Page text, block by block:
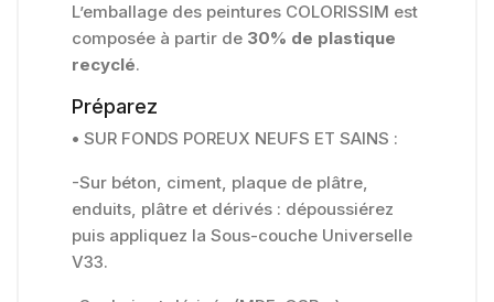
L’emballage des peintures COLORISSIM est
composée à partir de 30% de plastique
recyclé.
Préparez
• SUR FONDS POREUX NEUFS ET SAINS :
-Sur béton, ciment, plaque de plâtre,
enduits, plâtre et dérivés : dépoussiérez
puis appliquez la Sous-couche Universelle
V33.